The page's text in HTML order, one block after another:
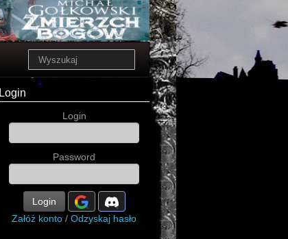
Login
Login
Password
Login
Załóż konto / Odzyskaj hasło